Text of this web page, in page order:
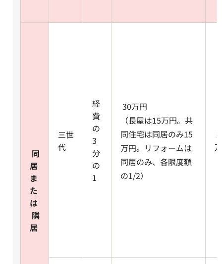
同
居
ま
た
は
隣
居
三世
代
経
費
の
3
分
の
1
30万円
（長屋は15万円。共
同住宅は同居のみ15
万円。リフォームは
同居のみ、各限度額
の1/2）